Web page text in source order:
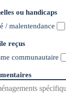
ou handicaps
/ malentendance
reçus
communautaire